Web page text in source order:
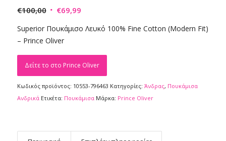
€100,00 Original
was:
€100,00.
€69,99Η
τιμή
€69,99.
Superior Πουκάμισο Λευκό 100% Fine Cotton (Modern Fit)
– Prince Oliver
Δείτε το στο Prince Oliver
Κωδικός προϊόντος: 10553-796463 Κατηγορίες: Άνδρας, Πουκάμισα
Ανδρικά Ετικέτα: Πουκάμισα Μάρκα: Prince Oliver